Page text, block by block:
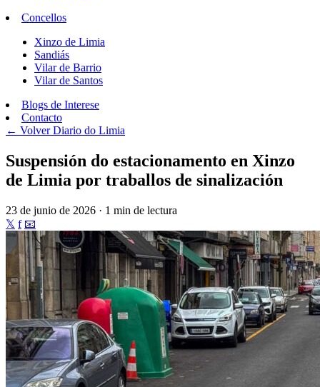
Concellos
Xinzo de Limia
Sandiás
Vilar de Barrio
Vilar de Santos
Blogs de Interese
Contacto
← VolverDiario do Limia
Suspensión do estacionamento en Xinzo
de Limia por traballos de sinalización
23 de junio de 2026 · 1 min de lectura
𝕏 f 📧